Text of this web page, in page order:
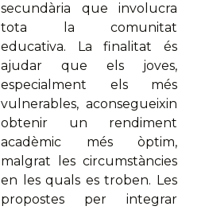
secundària que involucra
tota la comunitat
educativa. La finalitat és
ajudar que els joves,
especialment els més
vulnerables, aconsegueixin
obtenir un rendiment
acadèmic més òptim,
malgrat les circumstàncies
en les quals es troben. Les
propostes per integrar